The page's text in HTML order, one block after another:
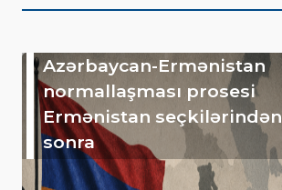
Azərbaycan-Ermənistan
normallaşması prosesi
Ermənistan seçkilərindən
sonra